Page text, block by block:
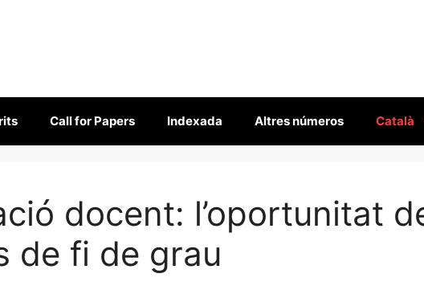
Call for Papers Indexada Altres números Català
docent: l’oportunitat
de fi de grau